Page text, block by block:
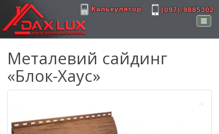
(097)-9885302
Калькулятор
Металевий сайдинг
«Блок-Хаус»